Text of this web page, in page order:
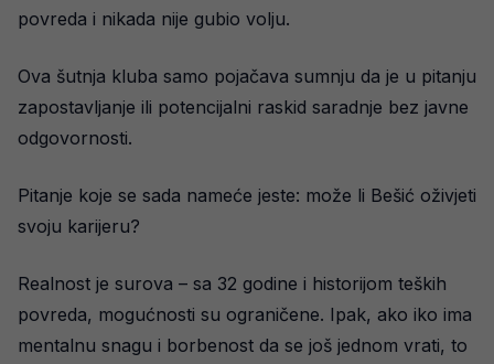
povreda i nikada nije gubio volju.
Ova šutnja kluba samo pojačava sumnju da je u pitanju
zapostavljanje ili potencijalni raskid saradnje bez javne
odgovornosti.
Pitanje koje se sada nameće jeste: može li Bešić oživjeti
svoju karijeru?
Realnost je surova – sa 32 godine i historijom teških
povreda, mogućnosti su ograničene. Ipak, ako iko ima
mentalnu snagu i borbenost da se još jednom vrati, to